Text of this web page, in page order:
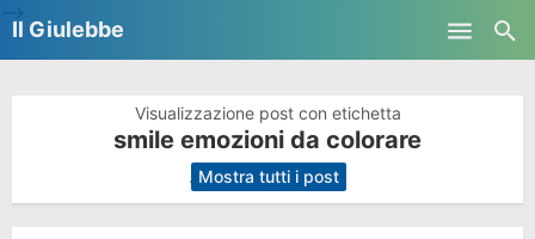
Il Giulebbe
Visualizzazione post con etichetta
smile emozioni da colorare
. Mostra tutti i post